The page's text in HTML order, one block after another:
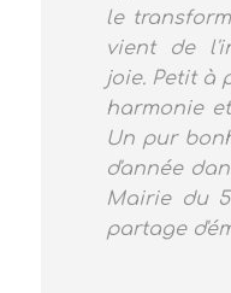
le
vient de
joie. Petit à
harmonie
Un pur
d'année
Mairie du
partage